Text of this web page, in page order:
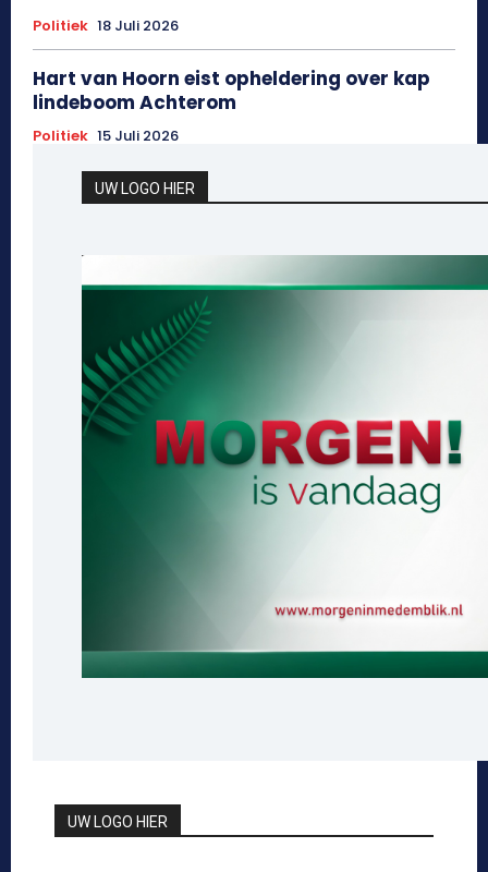
Politiek 18 Juli 2026
Hart van Hoorn eist opheldering over kap
lindeboom Achterom
Politiek 15 Juli 2026
UW LOGO HIER
UW LOGO HIER